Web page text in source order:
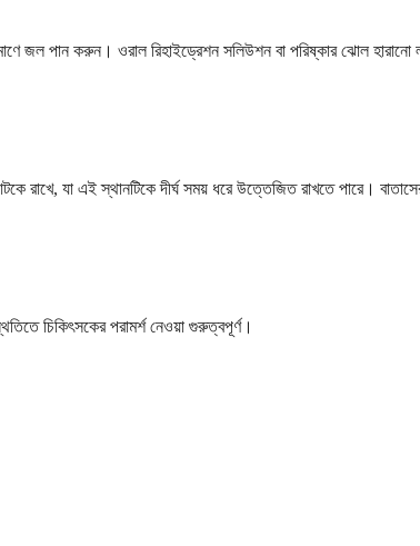
জল পান করুন। ওরাল রিহাইড্রেশন সলিউশন বা পরিষ্কার ঝোল
যা এই স্থানটিকে দীর্ঘ সময় ধরে উত্তেজিত রাখতে পারে।
চিকিৎসকের পরামর্শ নেওয়া গুরুত্বপূর্ণ।